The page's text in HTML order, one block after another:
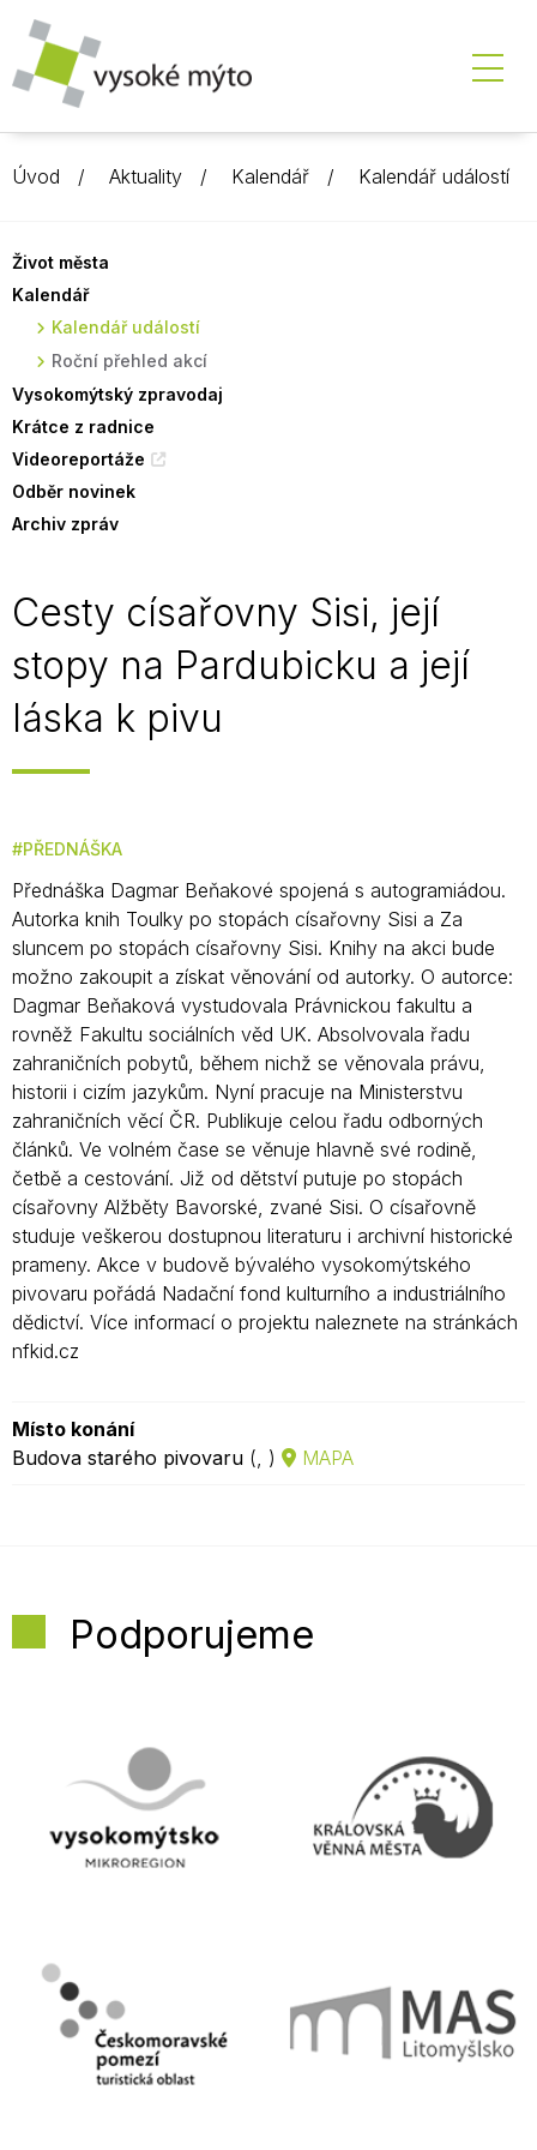
Úvod Aktuality Kalendář Kalendář událostí
Život města
Kalendář
Kalendář událostí
Roční přehled akcí
Vysokomýtský zpravodaj
Krátce z radnice
Videoreportáže
Odběr novinek
Archiv zpráv
Cesty císařovny Sisi, její
stopy na Pardubicku a její
láska k pivu
PŘEDNÁŠKA
Přednáška Dagmar Beňakové spojená s autogramiádou.
Autorka knih Toulky po stopách císařovny Sisi a Za
sluncem po stopách císařovny Sisi. Knihy na akci bude
možno zakoupit a získat věnování od autorky. O autorce:
Dagmar Beňaková vystudovala Právnickou fakultu a
rovněž Fakultu sociálních věd UK. Absolvovala řadu
zahraničních pobytů, během nichž se věnovala právu,
historii i cizím jazykům. Nyní pracuje na Ministerstvu
zahraničních věcí ČR. Publikuje celou řadu odborných
článků. Ve volném čase se věnuje hlavně své rodině,
četbě a cestování. Již od dětství putuje po stopách
císařovny Alžběty Bavorské, zvané Sisi. O císařovně
studuje veškerou dostupnou literaturu i archivní historické
prameny. Akce v budově bývalého vysokomýtského
pivovaru pořádá Nadační fond kulturního a industriálního
dědictví. Více informací o projektu naleznete na stránkách
nfkid.cz
Místo konání
Budova starého pivovaru (, ) MAPA
Podporujeme